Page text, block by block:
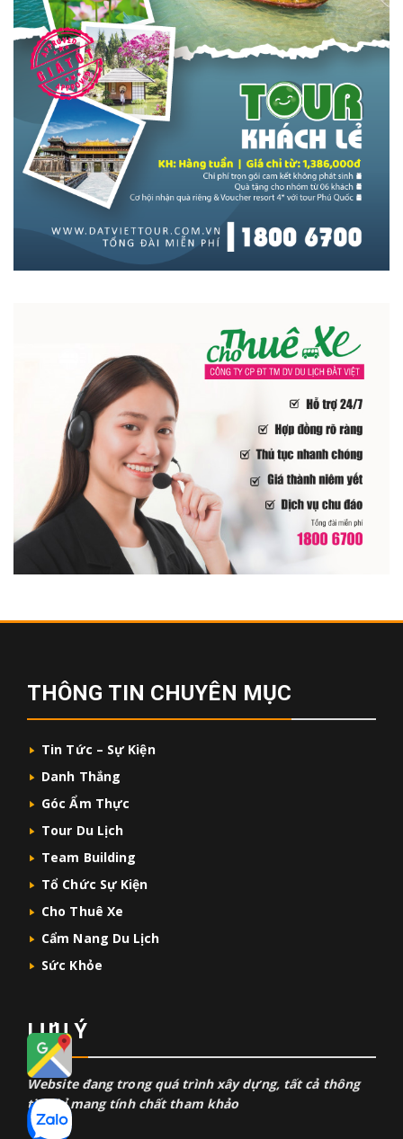
THÔNG TIN CHUYÊN MỤC
Tin Tức – Sự Kiện
Danh Thắng
Góc Ẩm Thực
Tour Du Lịch
Team Building
Tổ Chức Sự Kiện
Cho Thuê Xe
Cẩm Nang Du Lịch
Sức Khỏe
LƯU Ý
Website đang trong quá trình xây dựng, tất cả thông
tin chỉ mang tính chất tham khảo